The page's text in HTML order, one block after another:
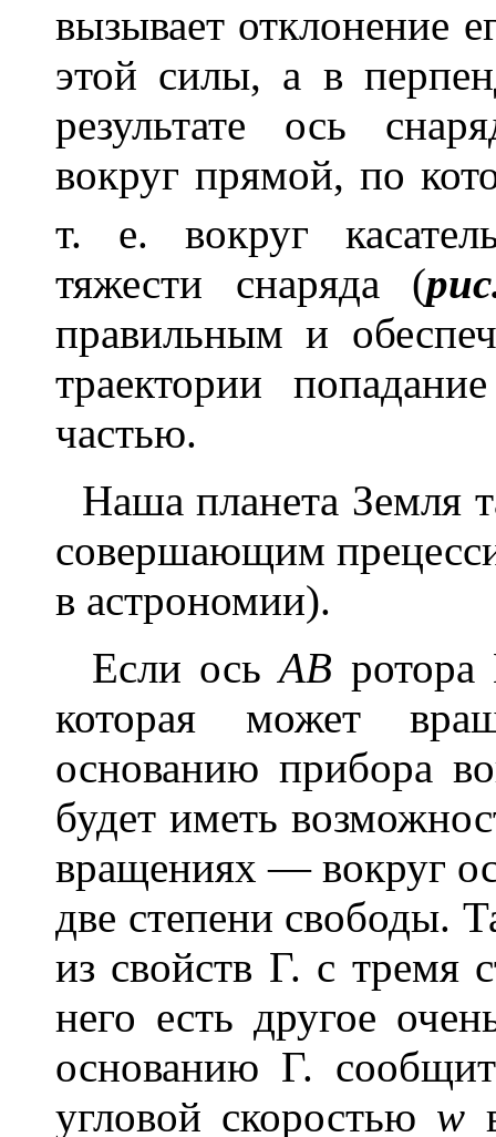
вызывает отклонение
этой силы, а в
результате ось
вокруг прямой, по
т. е. вокруг
тяжести снаряда (
правильным и
траектории
частью.
Наша планета Земля
совершающим
в астрономии).
Если осьАВ
которая может
основанию прибора
будет иметь
вращениях — вокруг
две степени свободы.
из свойств Г. с тремя
него есть другое
основанию Г.
угловой скоростью w